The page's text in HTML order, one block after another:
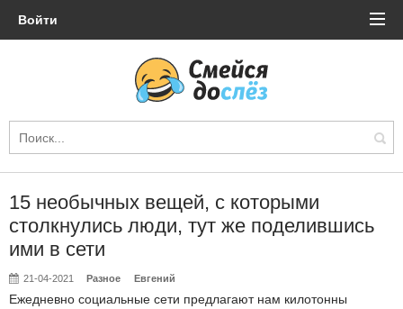
Войти
15 необычных вещей, с которыми
столкнулись люди, тут же поделившись
ими в сети
21-04-2021 Разное Евгений
Ежедневно социальные сети предлагают нам килотонны